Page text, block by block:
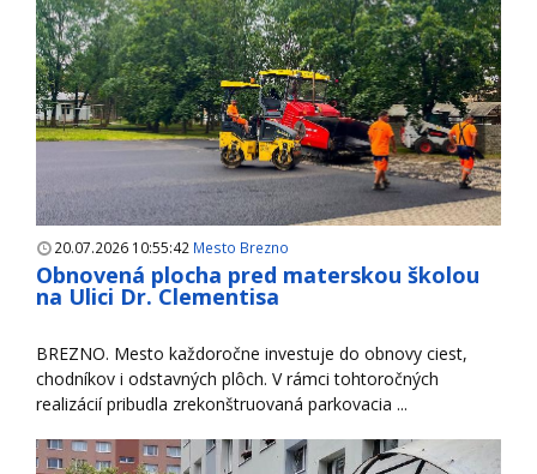
20.07.2026 10:55:42 Mesto Brezno
Obnovená plocha pred materskou školou
na Ulici Dr. Clementisa
BREZNO. Mesto každoročne investuje do obnovy ciest,
chodníkov i odstavných plôch. V rámci tohtoročných
realizácií pribudla zrekonštruovaná parkovacia ...